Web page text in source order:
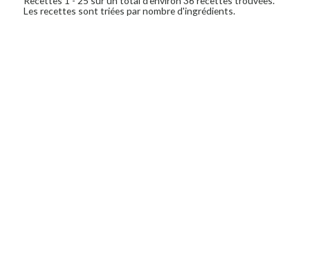
Les recettes sont triées par nombre d'ingrédients.